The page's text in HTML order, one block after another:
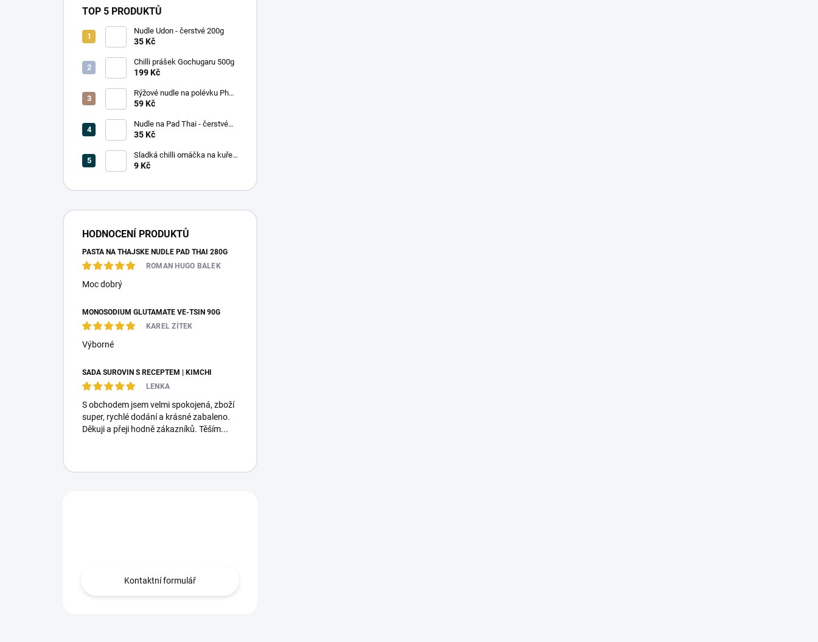
TOP 5 PRODUKTŮ
Nudle Udon - čerstvé 200g
35 Kč
Chilli prášek Gochugaru 500g
199 Kč
Rýžové nudle na polévku Pho
(5 mm) 375g
59 Kč
Nudle na Pad Thai - čerstvé
200g
35 Kč
Sladká chilli omáčka na kuře
14ml (jednoporcové balení)
9 Kč
HODNOCENÍ PRODUKTŮ
PASTA NA THAJSKÉ NUDLE PAD THAI 280G
ROMAN HUGO BALEK
Moc dobrý
MONOSODIUM GLUTAMATE VE-TSIN 90G
KAREL ZÍTEK
Výborné
SADA SUROVIN S RECEPTEM | KIMCHI
LENKA
S obchodem jsem velmi spokojená, zboží
super, rychlé dodání a krásné zabaleno.
Děkuji a přeji hodně zákazníků. Těším...
Kontaktní formulář